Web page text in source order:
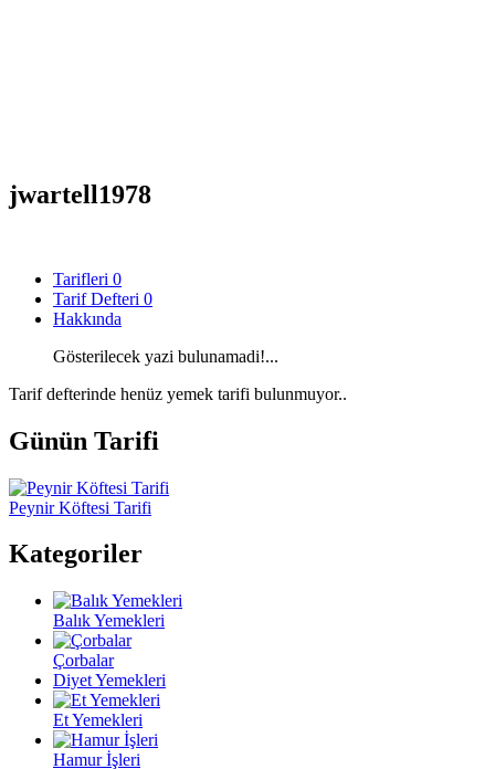
jwartell1978
Tarifleri 0
Tarif Defteri 0
Hakkında
Gösterilecek yazi bulunamadi!...
Tarif defterinde henüz yemek tarifi bulunmuyor..
Günün Tarifi
Peynir Köftesi Tarifi
Kategoriler
Balık Yemekleri
Çorbalar
Diyet Yemekleri
Et Yemekleri
Hamur İşleri